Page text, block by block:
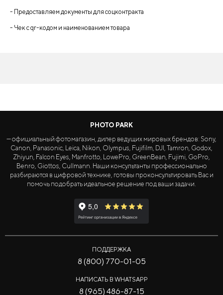
- Предоставляем документы для соцконтракта
- Чек с qr-кодом и наименованием товара
PHOTO PARK
— официальный фотомагазин, дилер ведущих мировых брендов: Sony,
Canon, Panasonic, Leica, Nikon, Olympus, Fujifilm, DJI, Tamron, Godox,
Zhiyun, Falcon Eyes, Manfrotto, LowePro, GreenBean, Fujimi, GoPro,
Benro, Giottos, Cullmann. Наши консультанты профессионально
разбираются в цифровой технике, готовы проконсультировать Вас и
помочь подобрать идеальное решение под ваши задачи.
ПОДДЕРЖКА
8 (800) 770-01-05
НАПИСАТЬ В WHATSAPP
8 (965) 486-87-15